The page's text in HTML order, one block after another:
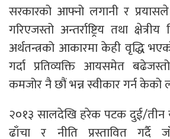
सरकारको आफ्नो लगानी र प्रयासले
गरिएजस्तो अन्तर्राष्ट्रिय तथा
अर्थतन्त्रको आकारमा केही वृद्धि
गर्दा प्रतिव्यक्ति आयसमेत
कमजोर नै छौं भन्न स्वीकार गर्न केको
२०१३ सालदेखि हरेक पटक दुई/तीन
ढाँचा र नीति प्रस्तावित गर्दै